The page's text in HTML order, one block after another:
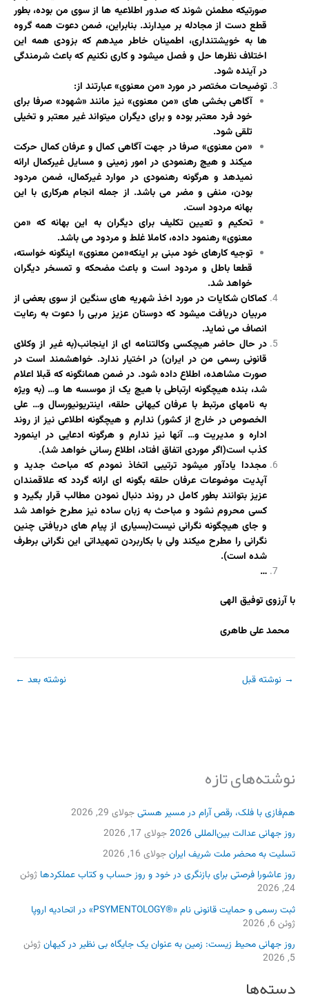
نوشته‌های تازه
هم‌فازی با فلک، رقص آرام در مسیر هستیجولای 29, 2026
روز جهانی عدالت بین‌المللی 2026
جولای 17, 2026
تسلیت به محضر ملت شریف ایرانجولای 16, 2026
روز عاشورا فرصتی برای بازنگری در خود و روز حساب و کتاب عملکردها ژوئن
24, 2026
ثبت رسمی و حمایت قانونی نام «®PSYMENTOLOGY» در اتحادیه اروپا
ژوئن 6, 2026
روز جهانی محیط زیست: زمین به عنوان یک جایگاه بی نظیر در کیهانژوئن
5, 2026
دسته‌ها
صورتیکه مطمئن شوند که صدور اطلاعیه ها از سوی من بوده، بطور
قطع دست از مجادله بر میدارند. بنابراین، ضمن دعوت همه گروه
ها به خویشتنداری، اطمینان خاطر میدهم که بزودی همه این
اختلاف نظرها حل و فصل میشود و کاری نکنیم که باعث شرمندگی
در آینده شود.
توضیحات مختصر در مورد «من معنوی» عبارتند از:
آگاهی بخشی های «من معنوی» نیز مانند «شهود» صرفا برای
خود فرد معتبر بوده و برای دیگران میتواند غیر معتبر و تخیلی
تلقی شود.
«من معنوی» صرفا در جهت آگاهی کمال و عرفان کمال حرکت
میکند و هیچ رهنمودی در امور زمینی و مسایل غیرکمال ارائه
نمیدهد و هرگونه رهنمودی در موارد غیرکمال، ضمن مردود
بودن، منفی و مضر می باشد. از جمله انجام هرکاری با این
بهانه مردود است.
تحکیم و تعیین تکلیف برای دیگران به این بهانه که «من
معنوی» رهنمود داده، کاملا غلط و مردود می باشد.
توجیه کارهای خود مبنی بر اینکه«من معنوی» اینگونه خواسته،
قطعا باطل و مردود است و باعث مضحکه و تمسخر دیگران
خواهد شد.
کماکان شکایات در مورد اخذ شهریه های سنگین از سوی بعضی از
مربیان دریافت میشود که دوستان عزیز مربی را دعوت به رعایت
انصاف می نماید.
در حال حاضر هیچکسی وکالتنامه ای از اینجانب(به غیر از وکلای
قانونی رسمی من در ایران) در اختیار ندارد. خواهشمند است در
صورت مشاهده، اطلاع داده شود. در ضمن همانگونه که قبلا اعلام
شد، بنده هیچگونه ارتباطی با هیچ یک از موسسه ها و… (به ویژه
به نامهای مرتبط با عرفان کیهانی حلقه، اینتریونیورسال و… علی
الخصوص در خارج از کشور) ندارم و هیچگونه اطلاعی نیز از روند
اداره و مدیریت و… آنها نیز ندارم و هرگونه ادعایی در اینمورد
کذب است(اگر موردی اتفاق افتاد، اطلاع رسانی خواهد شد).
مجددا یادآور میشود ترتیبی اتخاذ نمودم که مباحث جدید و
آپدیت موضوعات عرفان حلقه بگونه ای ارائه گردد که علاقمندان
عزیز بتوانند بطور کامل در روند دنبال نمودن مطالب قرار بگیرد و
کسی محروم نشود و مباحث به زبان ساده نیز مطرح خواهد شد
و جای هیچگونه نگرانی نیست(بسیاری از پیام های دریافتی چنین
نگرانی را مطرح میکند ولی با بکاربردن تمهیداتی این نگرانی برطرف
شده است).
…
با آرزوی توفیق الهی
محمد علی طاهری
→ نوشته قبل نوشته بعد ←